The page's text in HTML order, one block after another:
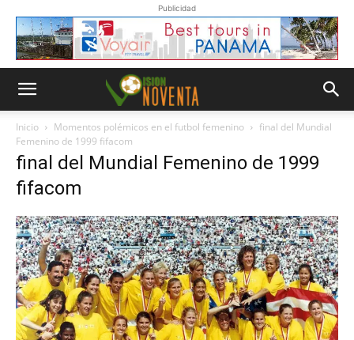
Publicidad
Inicio Momentos polémicos en el futbol femenino
final del Mundial
Femenino de 1999 fifacom
final del Mundial Femenino de 1999
fifacom